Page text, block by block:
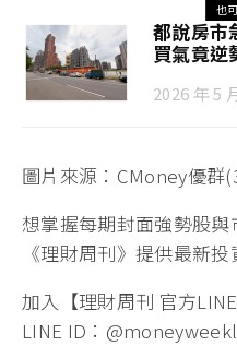
也
都說房市
買氣竟逆
2026 年 5
圖片來源：CMoney優群
想掌握每期封面強勢股與
《理財周刊》提供最新
加入【理財周刊 官方LINE
LINE ID：